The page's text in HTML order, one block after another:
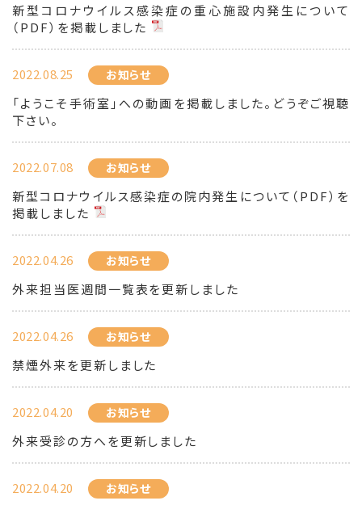
新型コロナウイルス感染症の重心施設内発生について
（PDF）を掲載しました
2022.08.25 お知らせ
「ようこそ手術室」への動画を掲載しました。どうぞご視聴
下さい。
2022.07.08 お知らせ
新型コロナウイルス感染症の院内発生について（PDF）を
掲載しました
2022.04.26 お知らせ
外来担当医週間一覧表を更新しました
2022.04.26 お知らせ
禁煙外来を更新しました
2022.04.20 お知らせ
外来受診の方へを更新しました
2022.04.20 お知らせ